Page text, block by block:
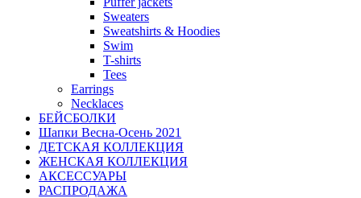
Sweaters
Sweatshirts & Hoodies
Swim
T-shirts
Tees
Earrings
Necklaces
БЕЙСБОЛКИ
Шапки Весна-Осень 2021
ДЕТСКАЯ КОЛЛЕКЦИЯ
ЖЕНСКАЯ КОЛЛЕКЦИЯ
АКСЕССУАРЫ
РАСПРОДАЖА